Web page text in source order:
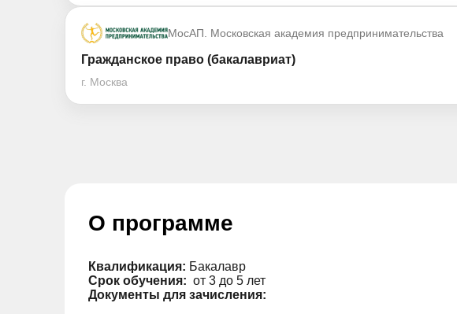
МосАП. Московская академия предпринимательства
Гражданское право (бакалавриат)
г. Москва
О программе
Квалификация: Бакалавр
Срок обучения: от 3 до 5 лет
Документы для зачисления: